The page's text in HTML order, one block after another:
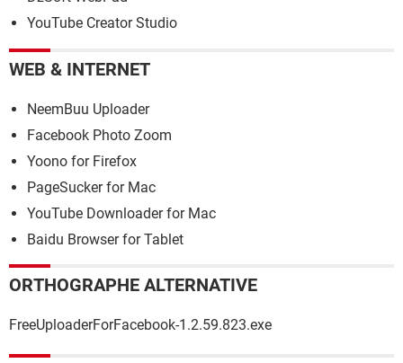
YouTube Creator Studio
WEB & INTERNET
NeemBuu Uploader
Facebook Photo Zoom
Yoono for Firefox
PageSucker for Mac
YouTube Downloader for Mac
Baidu Browser for Tablet
ORTHOGRAPHE ALTERNATIVE
FreeUploaderForFacebook-1.2.59.823.exe